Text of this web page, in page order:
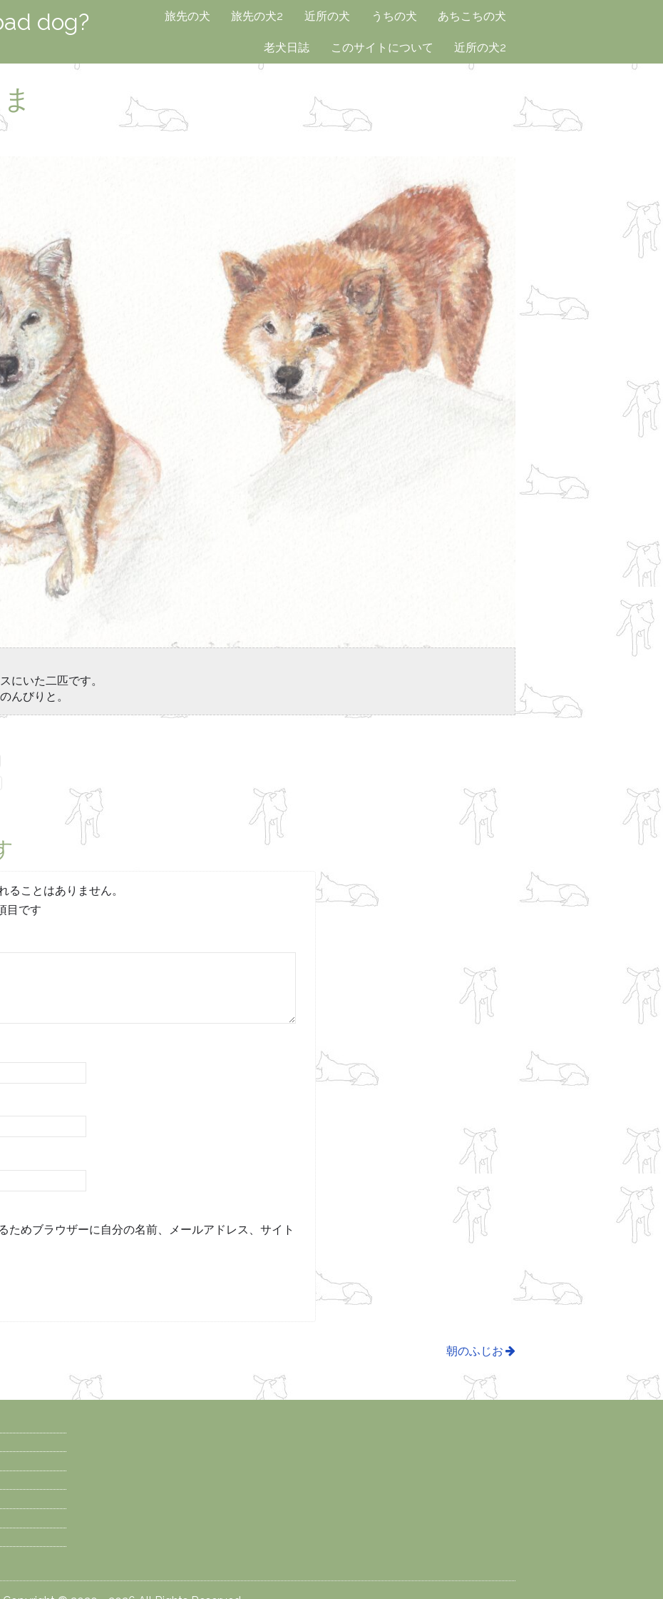
dog? 旅先の犬 旅先の犬2 近所の犬 うちの犬 あちこちの犬
老犬日誌 このサイトについて 近所の犬2
にいた二匹です。
んびりと。
ることはありません。
目です
ためブラウザーに自分の名前、メールアドレス、サイト
朝のふじお